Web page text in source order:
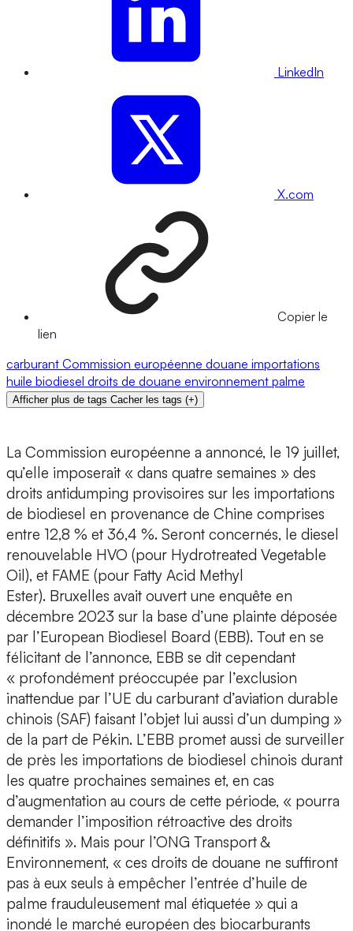
LinkedIn
X.com
Copier le
lien
carburant Commission européenne douane importations
huile biodiesel droits de douane environnement palme
Afficher plus de tags Cacher les tags (+)
La Commission européenne a annoncé, le 19 juillet,
qu’elle imposerait « dans quatre semaines » des
droits antidumping provisoires sur les importations
de biodiesel en provenance de Chine comprises
entre 12,8 % et 36,4 %. Seront concernés, le diesel
renouvelable HVO (pour Hydrotreated Vegetable
Oil), et FAME (pour Fatty Acid Methyl
Ester). Bruxelles avait ouvert une enquête en
décembre 2023 sur la base d’une plainte déposée
par l’European Biodiesel Board (EBB). Tout en se
félicitant de l’annonce, EBB se dit cependant
« profondément préoccupée par l’exclusion
inattendue par l’UE du carburant d’aviation durable
chinois (SAF) faisant l’objet lui aussi d’un dumping »
de la part de Pékin. L’EBB promet aussi de surveiller
de près les importations de biodiesel chinois durant
les quatre prochaines semaines et, en cas
d’augmentation au cours de cette période, « pourra
demander l’imposition rétroactive des droits
définitifs ». Mais pour l’ONG Transport &
Environnement, « ces droits de douane ne suffiront
pas à eux seuls à empêcher l’entrée d’huile de
palme frauduleusement mal étiquetée » qui a
inondé le marché européen des biocarburants